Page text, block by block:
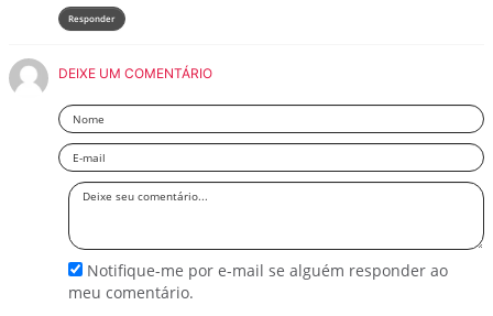
Responder
DEIXE UM COMENTÁRIO
Nome
Email
Deixe
Notifique-me por e-mail se alguém responder ao
meu comentário.